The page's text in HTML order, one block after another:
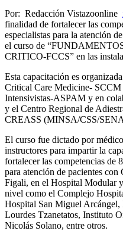
Por: Redacción Vistazoonline
finalidad de fortalecer las
especialistas para la atención
el curso de
CRITICO-FCCS” en las
Esta capacitación es
Critical Care Medicine- SCCM
Intensivistas-ASPAM y en
y el Centro Regional de
CREASS (MINSA/CSS/
El curso fue dictado por
instructores para impartir la
fortalecer las competencias de
para atención de pacientes
Figali, en el Hospital Modular
nivel como el Complejo
Hospital San Miguel
Lourdes Tzanetatos, Instituto
Nicolás Solano, entre otros.